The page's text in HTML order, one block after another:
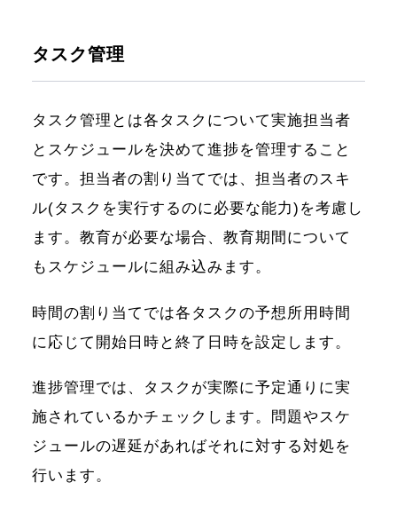
タスク管理
タスク管理とは各タスクについて実施担当者
とスケジュールを決めて進捗を管理すること
です。担当者の割り当てでは、担当者のスキ
ル(タスクを実行するのに必要な能力)を考慮し
ます。教育が必要な場合、教育期間について
もスケジュールに組み込みます。
時間の割り当てでは各タスクの予想所用時間
に応じて開始日時と終了日時を設定します。
進捗管理では、タスクが実際に予定通りに実
施されているかチェックします。問題やスケ
ジュールの遅延があればそれに対する対処を
行います。